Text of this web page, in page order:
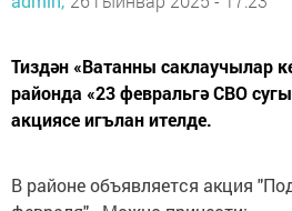
Тиздән «Ватанны саклаучылар
районда «23 февральгә СВО
акциясе игълан ителде.
В районе объявляется акция